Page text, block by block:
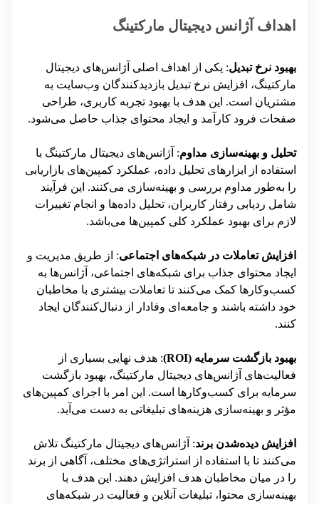
اهداف آژانس دیجیتال مارکتینگ
بهبود نرخ تبدیل: یکی از اهداف اصلی آژانس‌های دیجیتال
مارکتینگ، افزایش نرخ تبدیل بازدیدکنندگان وب‌سایت به
مشتریان است. این هدف با بهبود تجربه کاربری، طراحی
صفحات فرود کارآمد و ایجاد محتوای جذاب حاصل می‌شود.
تحلیل و بهینه‌سازی مداوم: آژانس‌های دیجیتال مارکتینگ با
استفاده از ابزارهای تحلیل داده، عملکرد کمپین‌های بازاریابی
را به‌طور مداوم بررسی و بهینه‌سازی می‌کنند. این فرآیند
شامل ردیابی رفتار کاربران، تحلیل داده‌ها و انجام تغییرات
لازم برای بهبود عملکرد کلی کمپین‌ها می‌باشد.
افزایش تعاملات در شبکه‌های اجتماعی: از طریق مدیریت و
ایجاد محتوای جذاب برای شبکه‌های اجتماعی، آژانس‌ها به
کسب‌وکارها کمک می‌کنند تا تعاملات بیشتری با مخاطبان
خود داشته باشند و جامعه‌ای وفادار از دنبال‌کنندگان ایجاد
کنند.
بهبود بازگشت سرمایه (ROI)
: هدف نهایی بسیاری از
فعالیت‌های آژانس‌های دیجیتال مارکتینگ، بهبود بازگشت
سرمایه برای کسب‌وکارها است. این امر با اجرای کمپین‌های
مؤثر و بهینه‌سازی هزینه‌های تبلیغاتی به دست می‌آید.
افزایش دیده‌شدن برند: آژانس‌های دیجیتال مارکتینگ تلاش
می‌کنند تا با استفاده از استراتژی‌های مختلف، آگاهی از برند
را در میان مخاطبان هدف افزایش دهند. این هدف با
بهینه‌سازی محتوا، تبلیغات آنلاین و فعالیت در شبکه‌های